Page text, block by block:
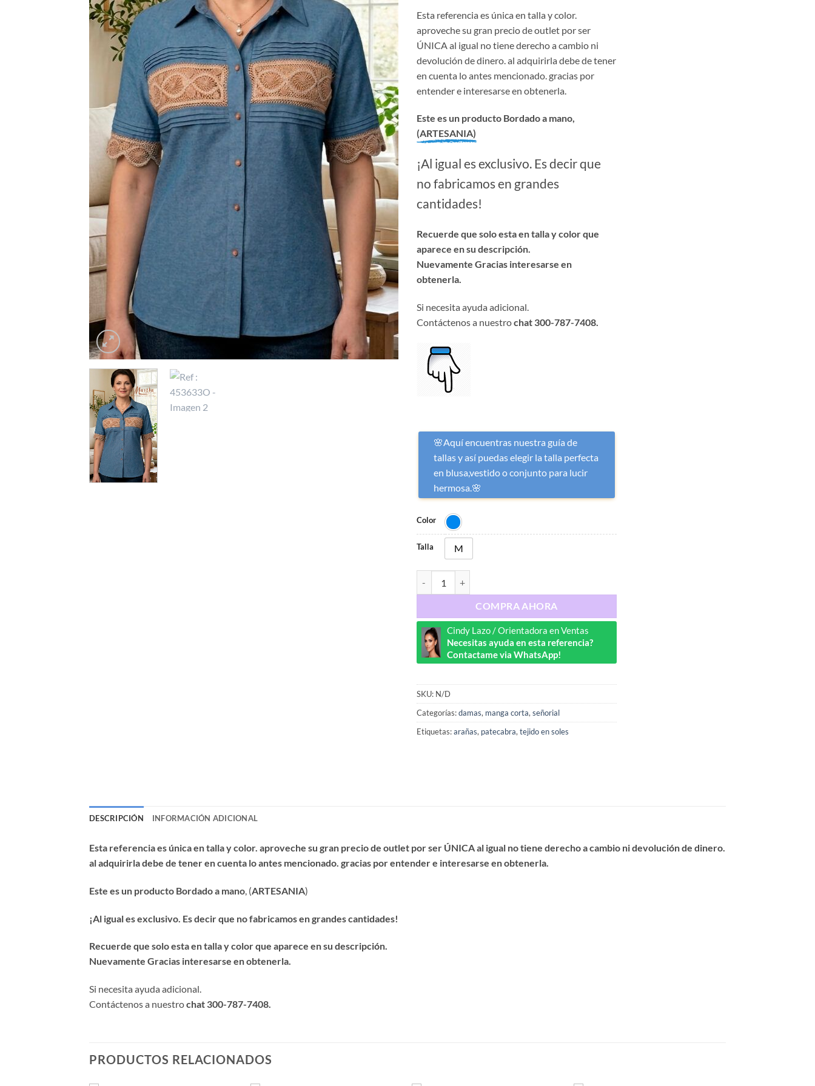
Esta referencia es única en talla y color.
aproveche su gran precio de outlet por ser
ÚNICA al igual no tiene derecho a cambio ni
devolución de dinero. al adquirirla debe de tener
en cuenta lo antes mencionado. gracias por
entender e interesarse en obtenerla.
Este es un producto Bordado a mano,
(ARTESANIA)
¡Al igual es exclusivo. Es decir que
no fabricamos en grandes
cantidades!
Recuerde que solo esta en talla y color que
aparece en su descripción.
Nuevamente Gracias interesarse en
obtenerla.
Si necesita ayuda adicional.
Contáctenos a nuestrochat 300-787-7408.
🌸Aquí encuentras nuestra guía de
tallas y así puedas elegir la talla perfecta
en blusa,vestido o conjunto para lucir
hermosa.🌸
Color
Talla M
COMPRA AHORA
Cindy Lazo / Orientadora en Ventas
Necesitas ayuda en esta referencia?
Contactame via WhatsApp!
SKU: N/D
Categorías:damas, manga corta,señorial
Etiquetas:arañas, patecabra,tejido en soles
DESCRIPCIÓN INFORMACIÓN ADICIONAL
Esta referencia es única en talla y color. aproveche su gran precio de outlet por ser ÚNICA al igual no tiene derecho a cambio ni devolución de dinero.
al adquirirla debe de tener en cuenta lo antes mencionado. gracias por entender e interesarse en obtenerla.
Este es un producto Bordado a mano, (ARTESANIA)
¡Al igual es exclusivo. Es decir que no fabricamos en grandes cantidades!
Recuerde que solo esta en talla y color que aparece en su descripción.
Nuevamente Gracias interesarse en obtenerla.
Si necesita ayuda adicional.
Contáctenos a nuestrochat 300-787-7408.
PRODUCTOS RELACIONADOS